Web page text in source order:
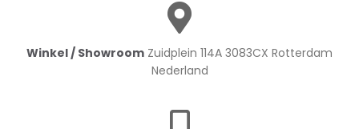
Winkel / Showroom Zuidplein 114A 3083CX Rotterdam
Nederland